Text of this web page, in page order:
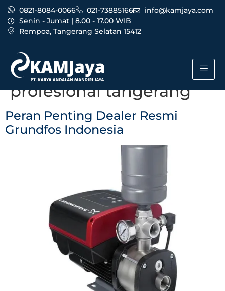
0821-8084-0066 021-73885166
info@kamjaya.com
Senin - Jumat | 8.00 - 17.00 WIB
Rempoa, Tangerang Selatan 15412
Tag:
grundfos indonesia
profesional tangerang
Peran Penting Dealer Resmi
Grundfos Indonesia